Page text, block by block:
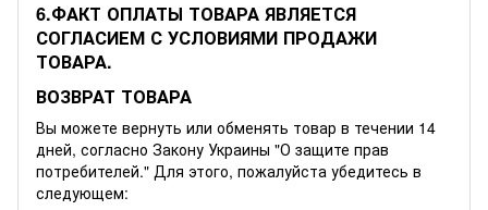
6.ФАКТ ОПЛАТЫ ТОВАРА ЯВЛЯЕТСЯ
СОГЛАСИЕМ С УСЛОВИЯМИ ПРОДАЖИ
ТОВАРА.
ВОЗВРАТ ТОВАРА
Вы можете вернуть или обменять товар в течении 14
дней, согласно Закону Украины "О защите прав
потребителей." Для этого, пожалуйста убедитесь в
следующем: